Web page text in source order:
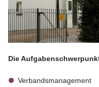
Die
Verbandsmanagement